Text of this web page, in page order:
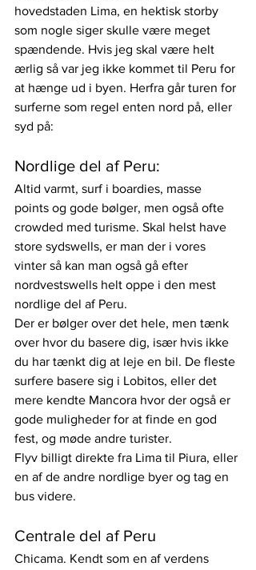
hovedstaden Lima, en hektisk storby
som nogle siger skulle være meget
spændende. Hvis jeg skal være helt
ærlig så var jeg ikke kommet til Peru for
at hænge ud i byen. Herfra går turen for
surferne som regel enten nord på, eller
syd på:
Nordlige del af Peru:
Altid varmt, surf i boardies, masse
points og gode bølger, men også ofte
crowded med turisme. Skal helst have
store sydswells, er man der i vores
vinter så kan man også gå efter
nordvestswells helt oppe i den mest
nordlige del af Peru.
Der er bølger over det hele, men tænk
over hvor du basere dig, især hvis ikke
du har tænkt dig at leje en bil. De fleste
surfere basere sig i Lobitos, eller det
mere kendte Mancora hvor der også er
gode muligheder for at finde en god
fest, og møde andre turister.
Flyv billigt direkte fra Lima til Piura, eller
en af de andre nordlige byer og tag en
bus videre.
Centrale del af Peru
Chicama. Kendt som en af verdens